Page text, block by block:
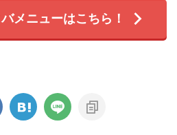
メニューはこちら！